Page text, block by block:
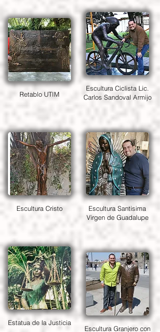
Retablo UTIM
Escultura Cristo
Estatua de la Justicia
Escultura Ciclista Lic.
Carlos Sandoval Armijo
Escultura Santisima
Virgen de Guadalupe
Escultura Granjero con